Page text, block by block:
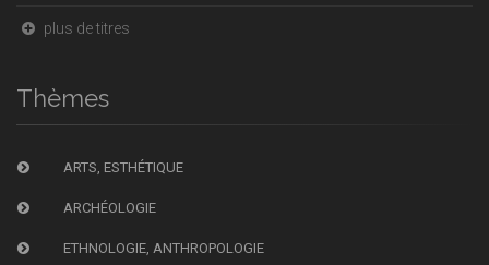
plus de titres
Thèmes
ARTS, ESTHÉTIQUE
ARCHÉOLOGIE
ETHNOLOGIE, ANTHROPOLOGIE